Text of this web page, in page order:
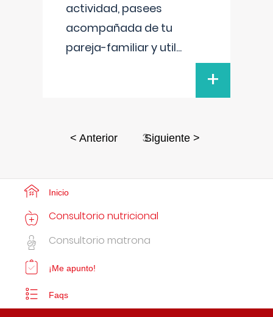
actividad, pasees
acompañada de tu
pareja-familiar y util...
+
< Anterior 3Siguiente >
Inicio
Consultorio nutricional
Consultorio matrona
¡Me apunto!
Faqs